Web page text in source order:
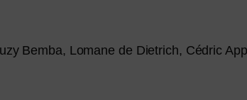
Bemba, Lomane de Dietrich, Cédric